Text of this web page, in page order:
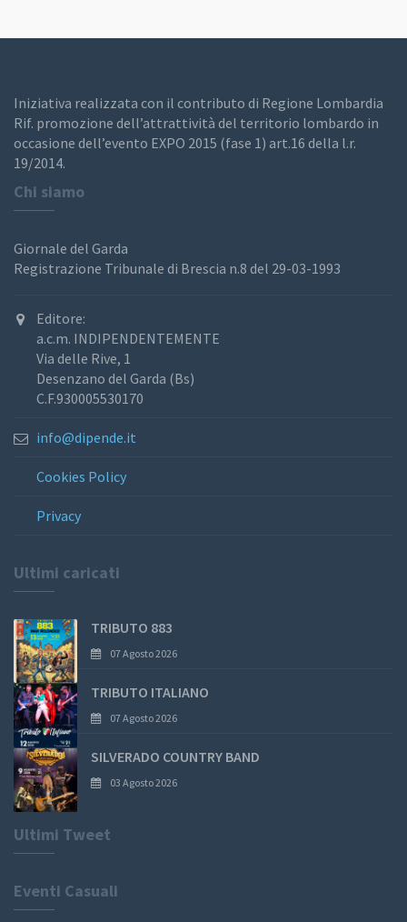
Iniziativa realizzata con il contributo di Regione Lombardia
Rif. promozione dell’attrattività del territorio lombardo in
occasione dell’evento EXPO 2015 (fase 1) art.16 della l.r.
19/2014.
Chi siamo
Giornale del Garda
Registrazione Tribunale di Brescia n.8 del 29-03-1993
Editore:
a.c.m. INDIPENDENTEMENTE
Via delle Rive, 1
Desenzano del Garda (Bs)
C.F.930005530170
info@dipende.it
Cookies Policy
Privacy
Ultimi caricati
TRIBUTO 883
07 Agosto 2026
TRIBUTO ITALIANO
07 Agosto 2026
SILVERADO COUNTRY BAND
03 Agosto 2026
Ultimi Tweet
Eventi Casuali